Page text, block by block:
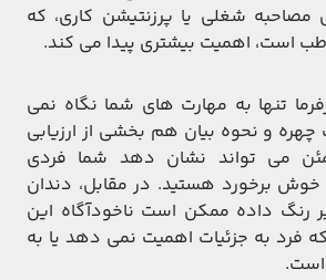
شغلی یا پرزنتیشن کاری، که
است، اهمیت بیشتری پیدا می ‌کند.
تنها به مهارت‌ های شما نگاه نمی
چهره و نحوه بیان هم بخشی از ارزیابی
می ‌تواند نشان دهد شما فردی
خوش ‌برخورد هستید. در مقابل، دندان
رنگ داده ممکن است ناخودآگاه این
که فرد به جزئیات اهمیت نمی‌ دهد یا به
است.